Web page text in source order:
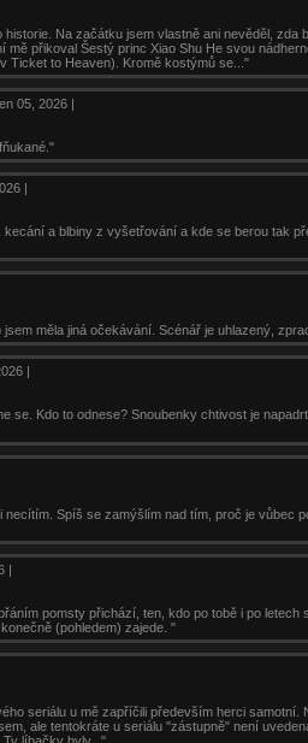
Na začátku jsem vlastně ani nevěděl, zda
přikoval Šestý princ Xiao Shu He svou
Ticket to Heaven). Kromě kostýmů se..."
05, 2026 |
|
a blbiny z vyšetřování a kde se berou tak
měla jiná očekávání. Scénář je uhlazený,
|
se. Kdo to odnese? Snoubenky chtivost je
Spíš se zamýšlím nad tím, proč je vůbec
|
pomsty přichází, ten, kdo po tobě i po
(pohledem) zajede. "
seriálu u mě zapříčili především herci samotní.
ale tentokráte u seriálu "zástupně" není